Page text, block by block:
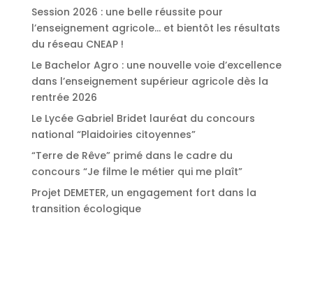
Session 2026 : une belle réussite pour
l’enseignement agricole… et bientôt les résultats
du réseau CNEAP !
Le Bachelor Agro : une nouvelle voie d’excellence
dans l’enseignement supérieur agricole dès la
rentrée 2026
Le Lycée Gabriel Bridet lauréat du concours
national “Plaidoiries citoyennes”
“Terre de Rêve” primé dans le cadre du
concours “Je filme le métier qui me plaît”
Projet DEMETER, un engagement fort dans la
transition écologique